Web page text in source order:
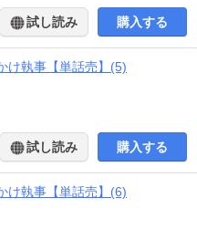
試し読み 購入する
け執事【単話売】(5)
試し読み 購入する
け執事【単話売】(6)